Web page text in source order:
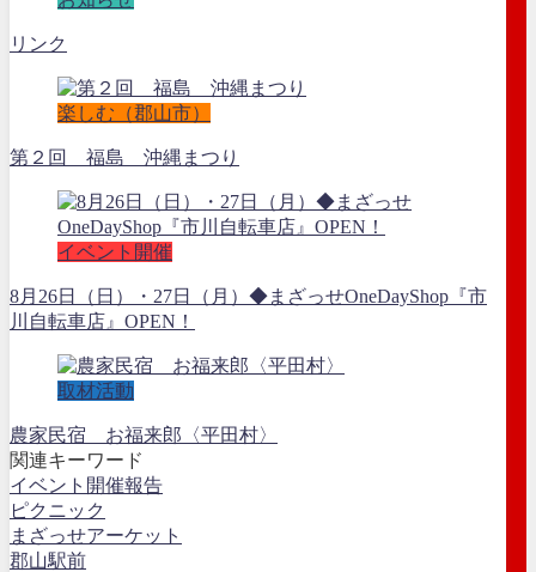
リンク
楽しむ（郡山市）
第２回 福島 沖縄まつり
イベント開催
8月26日（日）・27日（月）◆まざっせOneDayShop『市
川自転車店』OPEN！
取材活動
農家民宿 お福来郎〈平田村〉
関連キーワード
イベント開催報告
ピクニック
まざっせアーケット
郡山駅前